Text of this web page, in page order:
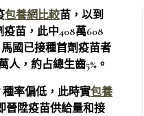
包養網比較苗，以到
疫苗，此中408萬608
國已接種首劑疫苗者
人，約占總生齒5%。
率偏低，此時實包養
晉陞疫苗供給量和接